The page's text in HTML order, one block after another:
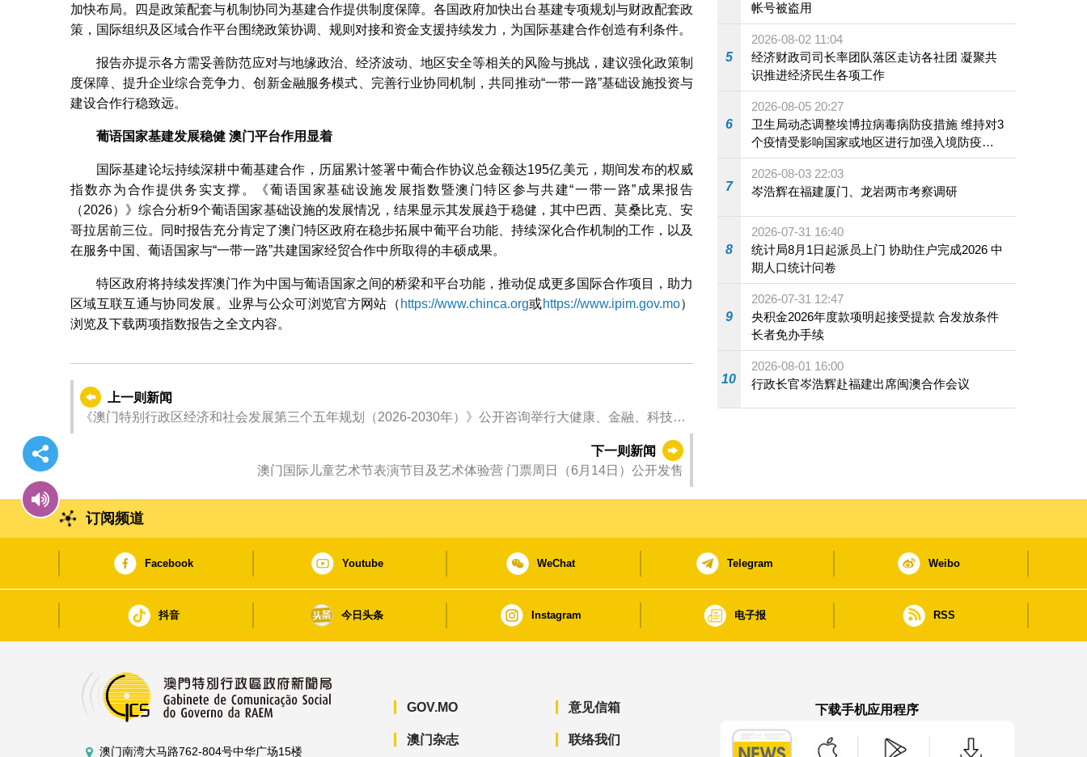
加快布局。四是政策配套与机制协同为基建合作提供制度保障。各国政府加快出台基建专项规划与财政配套政
策，国际组织及区域合作平台围绕政策协调、规则对接和资金支援持续发力，为国际基建合作创造有利条件。
报告亦提示各方需妥善防范应对与地缘政治、经济波动、地区安全等相关的风险与挑战，建议强化政策制
度保障、提升企业综合竞争力、创新金融服务模式、完善行业协同机制，共同推动“一带一路”基础设施投资与
建设合作行稳致远。
葡语国家基建发展稳健 澳门平台作用显着
国际基建论坛持续深耕中葡基建合作，历届累计签署中葡合作协议总金额达195亿美元，期间发布的权威
指数亦为合作提供务实支撑。《葡语国家基础设施发展指数暨澳门特区参与共建“一带一路”成果报告
（2026）》综合分析9个葡语国家基础设施的发展情况，结果显示其发展趋于稳健，其中巴西、莫桑比克、安
哥拉居前三位。同时报告充分肯定了澳门特区政府在稳步拓展中葡平台功能、持续深化合作机制的工作，以及
在服务中国、葡语国家与“一带一路”共建国家经贸合作中所取得的丰硕成果。
特区政府将持续发挥澳门作为中国与葡语国家之间的桥梁和平台功能，推动促成更多国际合作项目，助力
区域互联互通与协同发展。业界与公众可浏览官方网站（ https://www.chinca.org或https://www.ipim.gov.mo）
浏览及下载两项指数报告之全文内容。
上一则新闻
《澳门特别行政区经济和社会发展第三个五年规划（2026-2030年）》公开咨询举行大健康、金融、科技界
下一则新闻
澳门国际儿童艺术节表演节目及艺术体验营 门票周日（6月14日）公开发售
帐号被盗用
5
2026-08-02 11:04
经济财政司司长率团队落区走访各社团 凝聚共
识推进经济民生各项工作
6
2026-08-05 20:27
卫生局动态调整埃博拉病毒病防疫措施 维持对3
个疫情受影响国家或地区进行加强入境防疫措
施
7
2026-08-03 22:03
岑浩辉在福建厦门、龙岩两市考察调研
8
2026-07-31 16:40
统计局8月1日起派员上门 协助住户完成2026 中
期人口统计问卷
9
2026-07-31 12:47
央积金2026年度款项明起接受提款 合发放条件
长者免办手续
10
2026-08-01 16:00
行政长官岑浩辉赴福建出席闽澳合作会议
订阅频道
Facebook Youtube WeChat Telegram Weibo
抖音 今日头条 Instagram 电子报 RSS
澳门南湾大马路762-804号中华广场15楼
GOV.MO
澳门杂志
意见信箱
联络我们
下载手机应用程序